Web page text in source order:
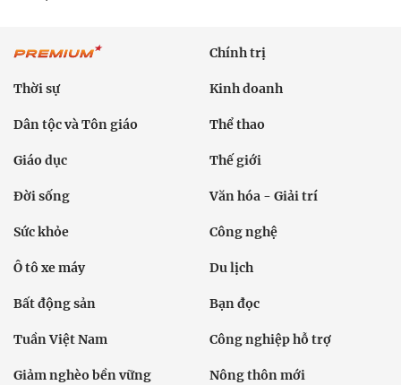
Chính trị
Thời sự Kinh doanh
Dân tộc và Tôn giáo Thể thao
Giáo dục Thế giới
Đời sống Văn hóa - Giải trí
Sức khỏe Công nghệ
Ô tô xe máy Du lịch
Bất động sản Bạn đọc
Tuần Việt Nam Công nghiệp hỗ trợ
Giảm nghèo bền vững Nông thôn mới